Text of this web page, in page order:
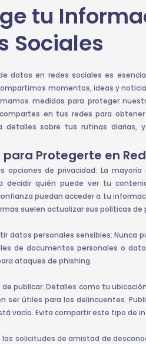
tu
Sociales
datos en redes sociales es
momentos, ideas y
medidas para proteger
en tus redes para
detalles sobre tus rutinas diarias,
para Protegerte en
opciones de privacidad: La
decidir quién puede ver tu
puedan acceder a tu
suelen actualizar sus políticas de
datos personales sensibles: Nunca
de documentos personales o
ataques de phishing.
de publicar: Detalles como tu
ser útiles para los delincuentes.
vacío. Evita compartir este tipo de
las solicitudes de amistad de